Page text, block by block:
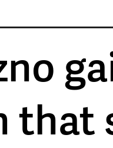
that